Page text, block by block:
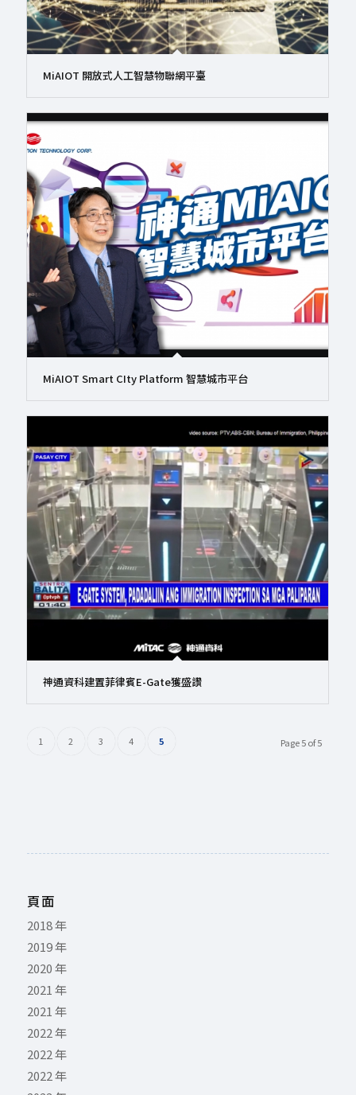
MiAIOT 開放式人工智慧物聯網平臺
MiAIOT Smart CIty Platform 智慧城市平台
神通資科建置菲律賓E-Gate獲盛讚
Page 5 of 5
1 2 3 4 5
頁面
2018 年
2019 年
2020 年
2021 年
2021 年
2022 年
2022 年
2022 年